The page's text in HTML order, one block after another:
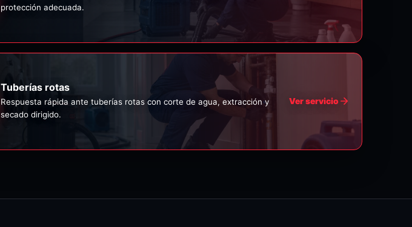
protección adecuada.
Tuberías rotas
Respuesta rápida ante tuberías rotas con corte de agua, extracción y
secado dirigido.
Ver servicio